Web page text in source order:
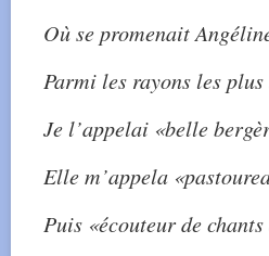
Où se promenait
Parmi les rayons les plus
Je l’appelai «belle
Elle m’appela
Puis «écouteur de chants